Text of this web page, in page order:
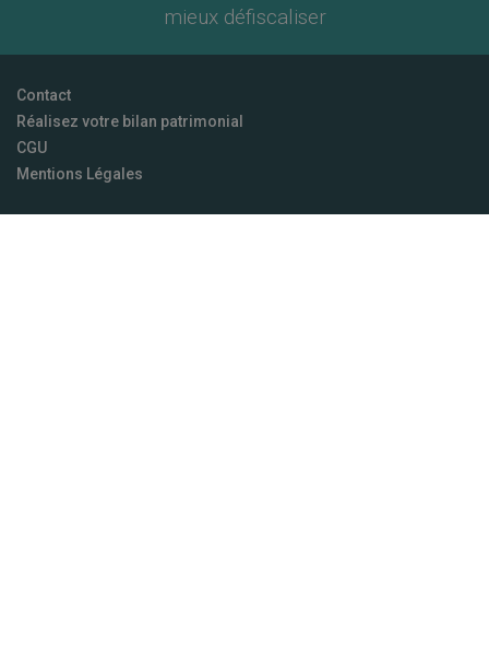
mieux défiscaliser
Contact
Réalisez votre bilan patrimonial
CGU
Mentions Légales